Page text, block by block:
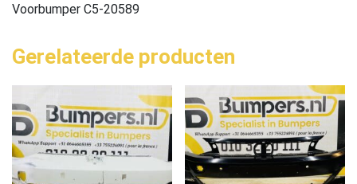
Voorbumper C5-20589
Gerelateerde producten